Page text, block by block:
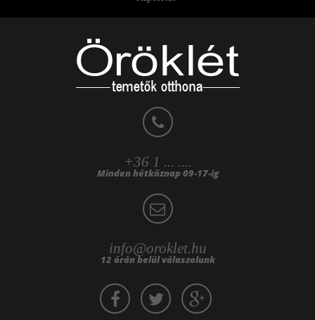
+36 1 ... ....
Minden hétköznap 09-17-ig
info@oroklet.hu
12 órán belül válaszolunk